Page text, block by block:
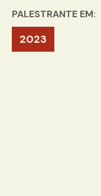
PALESTRANTE EM:
2023